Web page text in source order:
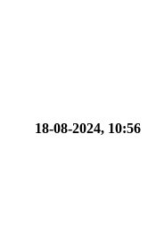
18-08-2024, 10:56